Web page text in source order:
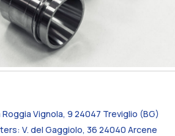
Vignola, 9 24047 Treviglio (BG)
V. del Gaggiolo, 36 24040 Arcene